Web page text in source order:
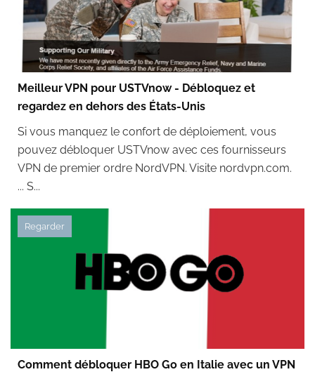
Meilleur VPN pour USTVnow - Débloquez et
regardez en dehors des États-Unis
Si vous manquez le confort de déploiement, vous
pouvez débloquer USTVnow avec ces fournisseurs
VPN de premier ordre NordVPN. Visite nordvpn.com.
... S...
Regarder
Comment débloquer HBO Go en Italie avec un VPN